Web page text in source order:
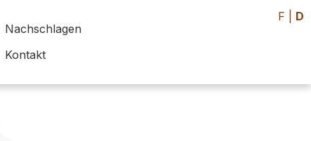
Nachschlagen
Kontakt
F D